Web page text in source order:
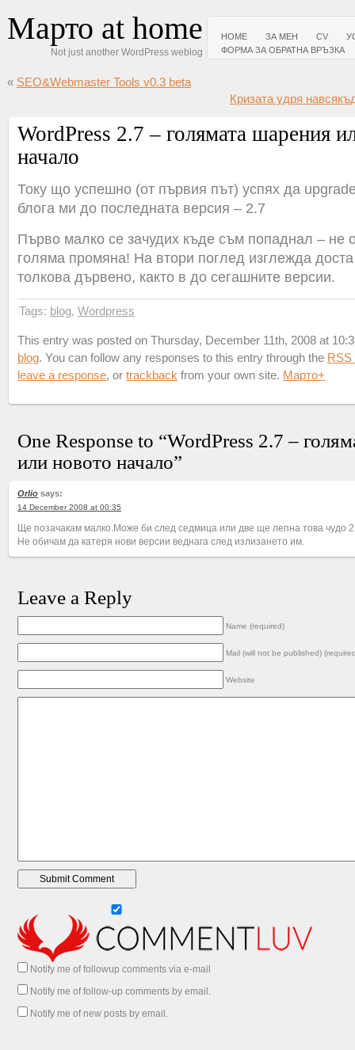
Марто at home
Not just another WordPress weblog
HOME ЗА МЕН CV
ФОРМА ЗА ОБРАТНА ВРЪЗКА
« SEO&Webmaster Tools v0.3 beta
Кризата удря
WordPress 2.7 – голямата шарения
начало
Току що успешно (от първия път) успях да
блога ми до последната версия – 2.7
Първо малко се зачудих къде съм попаднал – не
голяма промяна! На втори поглед изглежда
толкова дървено, както в до сегашните версии.
Tags: blog, Wordpress
This entry was posted on Thursday, December 11th, 2008 at
blog. You can follow any responses to this entry through the RSS
leave a response, or trackback from your own site. Марто+
One Response to “WordPress 2.7 –
или новото начало”
Orlio says:
14 December 2008 at 00:35
Ще позачакам малко.Може би след седмица или две ще лепна това чудо
Не обичам да катеря нови версии веднага след излизането им.
Leave a Reply
Name (required)
Mail (will not be published)
Website
Notify me of followup comments via e-mail
Notify me of follow-up comments by email.
Notify me of new posts by email.